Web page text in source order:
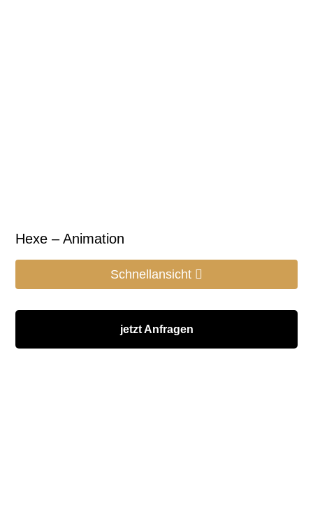
Hexe – Animation
Schnellansicht
jetzt Anfragen